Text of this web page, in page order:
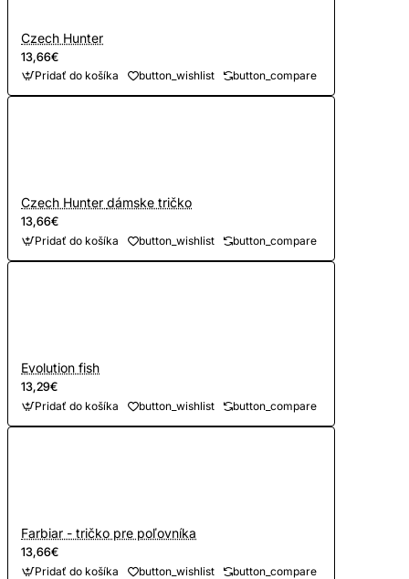
Czech Hunter
13,66€
Pridať do košíka button_wishlist button_compare
Czech Hunter dámske tričko
13,66€
Pridať do košíka button_wishlist button_compare
Evolution fish
13,29€
Pridať do košíka button_wishlist button_compare
Farbiar - tričko pre poľovníka
13,66€
Pridať do košíka button_wishlist button_compare